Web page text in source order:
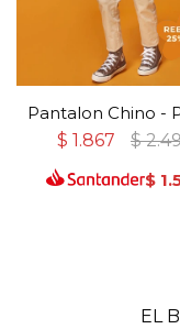
Pantalon Chino -
$ 1.867 $
$
EL